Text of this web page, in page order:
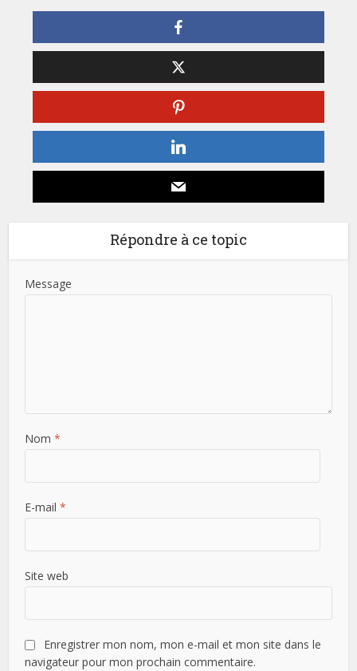
Répondre à ce topic
Message
Nom*
E-mail*
Site web
Enregistrer mon nom, mon e-mail et mon site dans le
navigateur pour mon prochain commentaire.